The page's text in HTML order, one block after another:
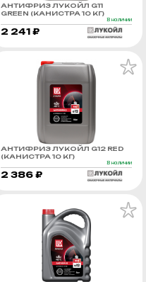
АНТИФРИЗ ЛУКОЙЛ G11
GREEN (КАНИСТРА 10 КГ)
В наличии
2 241 ₽
АНТИФРИЗ ЛУКОЙЛ G12 RED
(КАНИСТРА 10 КГ)
В наличии
2 386 ₽